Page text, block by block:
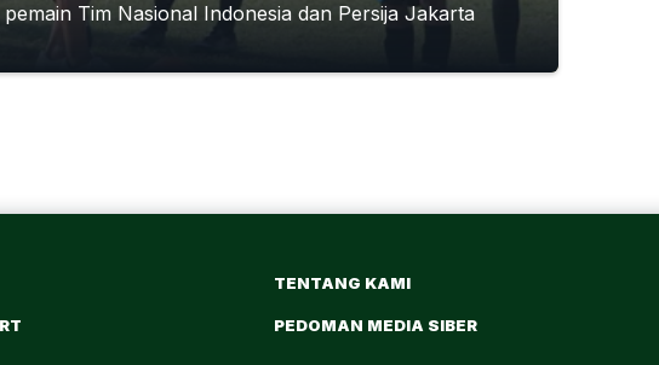
Tim Nasional Indonesia dan Persija Jakarta
TENTANG KAMI
PEDOMAN MEDIA SIBER